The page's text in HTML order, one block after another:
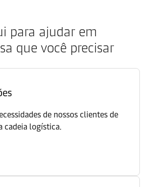
para ajudar em
que você precisar
de nossos clientes de
cadeia logística.